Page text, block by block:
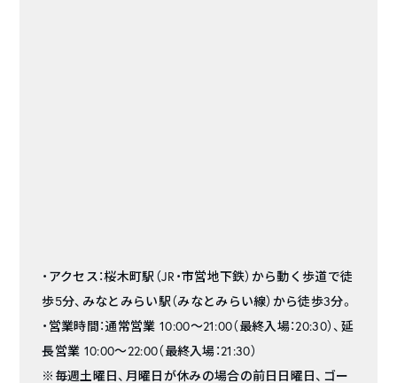
・アクセス：桜木町駅（JR・市営地下鉄）から動く歩道で徒
歩5分、みなとみらい駅（みなとみらい線）から徒歩3分。
・営業時間：通常営業 10:00～21:00（最終入場：20:30）、延
長営業 10:00～22:00（最終入場：21:30）
※毎週土曜日、月曜日が休みの場合の前日日曜日、ゴー